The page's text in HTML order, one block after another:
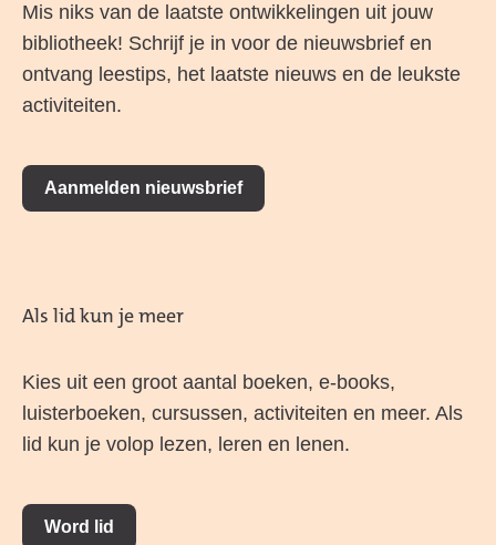
Mis niks van de laatste ontwikkelingen uit jouw
bibliotheek! Schrijf je in voor de nieuwsbrief en
ontvang leestips, het laatste nieuws en de leukste
activiteiten.
Aanmelden nieuwsbrief
Als lid kun je meer
Kies uit een groot aantal boeken, e-books,
luisterboeken, cursussen, activiteiten en meer. Als
lid kun je volop lezen, leren en lenen.
Word lid